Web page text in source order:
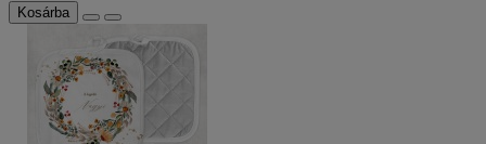
Kosárba